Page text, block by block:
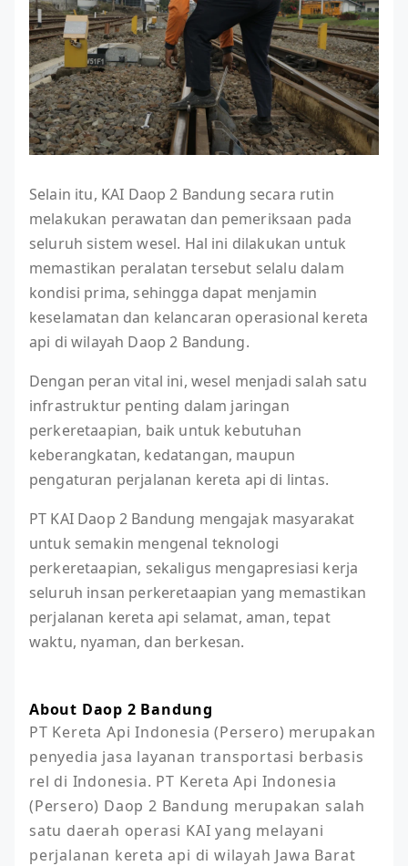
Selain itu, KAI Daop 2 Bandung secara rutin
melakukan perawatan dan pemeriksaan pada
seluruh sistem wesel. Hal ini dilakukan untuk
memastikan peralatan tersebut selalu dalam
kondisi prima, sehingga dapat menjamin
keselamatan dan kelancaran operasional kereta
api di wilayah Daop 2 Bandung.
Dengan peran vital ini, wesel menjadi salah satu
infrastruktur penting dalam jaringan
perkeretaapian, baik untuk kebutuhan
keberangkatan, kedatangan, maupun
pengaturan perjalanan kereta api di lintas.
PT KAI Daop 2 Bandung mengajak masyarakat
untuk semakin mengenal teknologi
perkeretaapian, sekaligus mengapresiasi kerja
seluruh insan perkeretaapian yang memastikan
perjalanan kereta api selamat, aman, tepat
waktu, nyaman, dan berkesan.
About Daop 2 Bandung
PT Kereta Api Indonesia (Persero) merupakan
penyedia jasa layanan transportasi berbasis
rel di Indonesia. PT Kereta Api Indonesia
(Persero) Daop 2 Bandung merupakan salah
satu daerah operasi KAI yang melayani
perjalanan kereta api di wilayah Jawa Barat